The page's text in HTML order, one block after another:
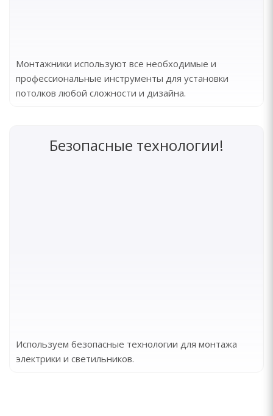
Монтажники используют все необходимые и
профессиональные инструменты для установки
потолков любой сложности и дизайна.
Безопасные технологии!
Используем безопасные технологии для монтажа
электрики и светильников.